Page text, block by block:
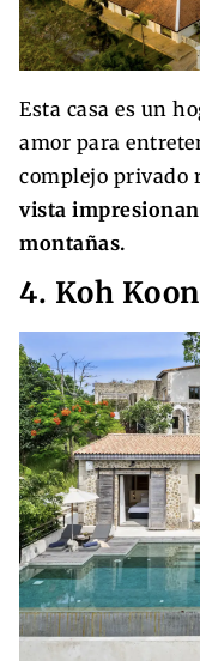
Esta casa es un
amor para
complejo privado
vista
montañas.
4. Koh